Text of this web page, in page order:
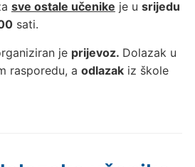
sve ostale učenike je u srijedu
sati.
je prijevoz. Dolazak u
rasporedu, a odlazakiz škole